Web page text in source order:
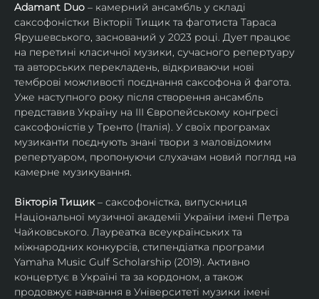
Adamant Duo – камерний ансамбль у складі
саксофоністки Вікторії Тищик та фаготиста Тараса
Ярушевського, заснований у 2023 році. Дует працює
на перетині класичної музики, сучасного репертуару
та авторських перекладень, відкриваючи нові
темброві можливості поєднання саксофона й фагота.
Уже наступного року після створення ансамбль
представив Україну на ІІІ Європейському конгресі
саксофоністів у Тренто (Італія). У своїх програмах
музиканти поєднують знані твори з маловідомим
репертуаром, пропонуючи слухачам новий погляд на
камерне музикування.
Вікторія Тищик – саксофоністка, випускниця
Національної музичної академії України імені Петра
Чайковського. Лауреатка всеукраїнських та
міжнародних конкурсів, стипендіатка програми
Yamaha Music Gulf Scholarship (2019). Активно
концертує в Україні та за кордоном, а також
продовжує навчання в Університеті музики імені